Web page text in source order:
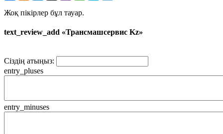
Жоқ пікірлер бұл тауар.
text_review_add «Трансмашсервис Kz»
Сіздің атыңыз:
entry_pluses
entry_minuses